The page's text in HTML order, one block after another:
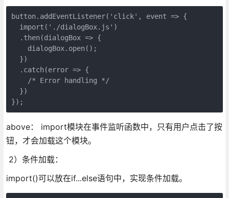
button.addEventListener('click', event => {
  import('./dialogBox.js')
  .then(dialogBox => {
    dialogBox.open();
  })
  .catch(error => {
    /* Error handling */
  })
});
above： import模块在事件监听函数中，只有用户点击了按
钮，才会加载这个模块。
2）条件加载：
import()可以放在if...else语句中，实现条件加载。